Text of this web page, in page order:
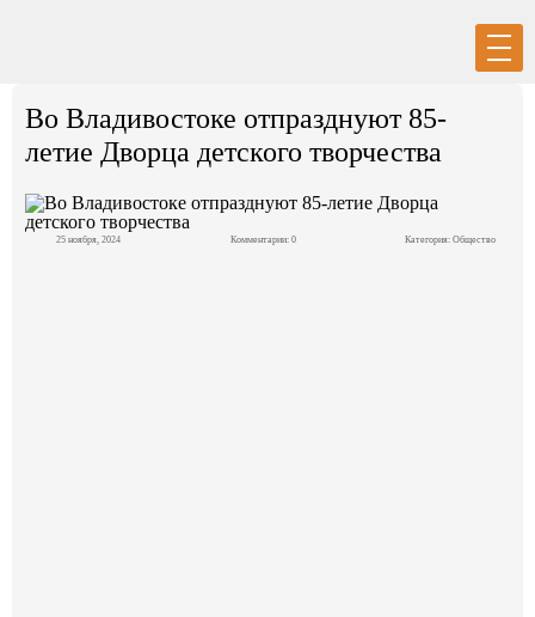
Во Владивостоке отпразднуют 85-
летие Дворца детского творчества
25 ноября, 2024 Комментарии: 0 Категория: Общество